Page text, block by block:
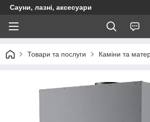
Сауни, лазні, аксесуари
Товари та послуги Каміни та